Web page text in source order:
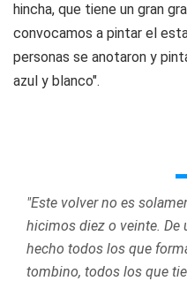
hincha, que tiene un gran
convocamos a pintar el
personas se anotaron y
azul y blanco".
"Este volver no es
hicimos diez o veinte. De
hecho todos los que
tombino, todos los que